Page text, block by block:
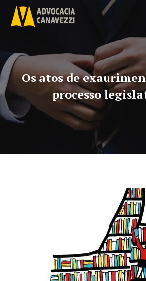
Os atos de
processo